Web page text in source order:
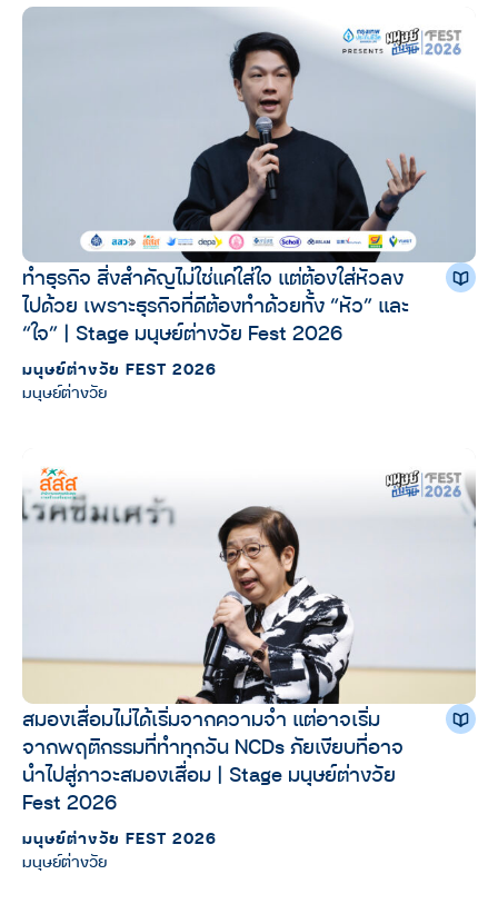
ทำธุรกิจ สิ่งสำคัญไม่ใช่แค่ใส่ใจ แต่ต้องใส่หัวลง
ไปด้วย เพราะธุรกิจที่ดีต้องทำด้วยทั้ง “หัว” และ
“ใจ” | Stage มนุษย์ต่างวัย Fest 2026
มนุษย์ต่างวัย FEST 2026
มนุษย์ต่างวัย
สมองเสื่อมไม่ได้เริ่มจากความจำ แต่อาจเริ่ม
จากพฤติกรรมที่ทำทุกวัน NCDs ภัยเงียบที่อาจ
นำไปสู่ภาวะสมองเสื่อม | Stage มนุษย์ต่างวัย
Fest 2026
มนุษย์ต่างวัย FEST 2026
มนุษย์ต่างวัย